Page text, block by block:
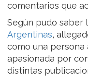
comentarios que
Según pudo saber
Argentinas,
como una
apasionada por
distintas